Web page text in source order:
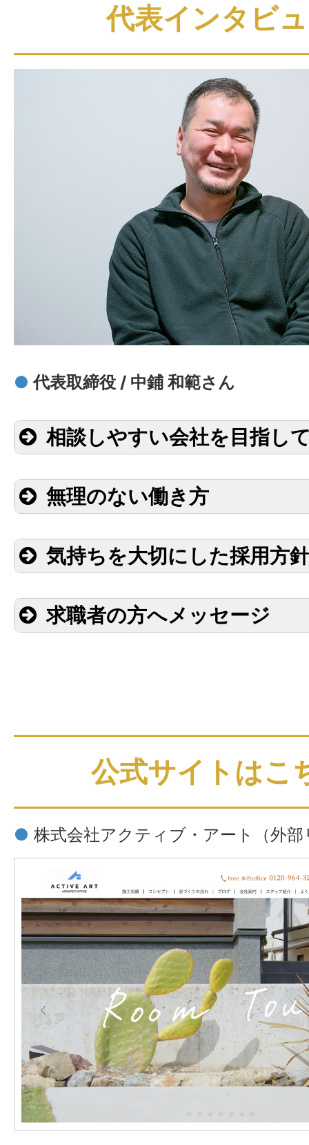
代表インタビ
● 代表取締役 / 中鋪 和範さん
相談しやすい会社を目指し
無理のない働き方
気持ちを大切にした採用方
求職者の方へメッセージ
公式サイトはこ
● 株式会社アクティブ・アート （外